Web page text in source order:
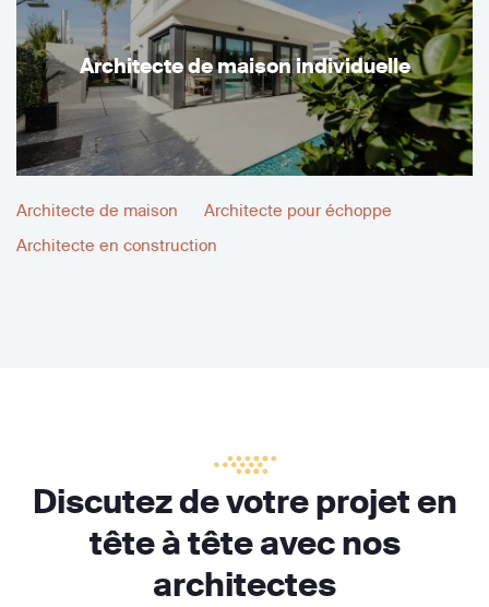
Architecte de maison individuelle
Architecte de maison
Architecte pour échoppe
Architecte en construction
Discutez de votre projet en
tête à tête avec nos
architectes